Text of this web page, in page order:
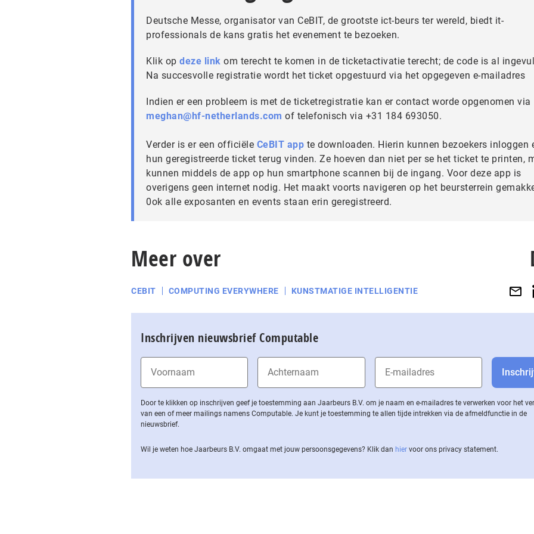
Deutsche Messe, organisator van CeBIT, de grootste ict-beurs ter wereld, biedt it-
professionals de kans gratis het evenement te bezoeken.
Klik op deze link om terecht te komen in de ticketactivatie terecht; de code is al
Na succesvolle registratie wordt het ticket opgestuurd via het opgegeven e-mailadres
Indien er een probleem is met de ticketregistratie kan er contact worde opgenomen via
meghan@hf-netherlands.com of telefonisch via +31 184 693050.
Verder is er een officiële CeBIT app te downloaden. Hierin kunnen bezoekers inloggen
hun geregistreerde ticket terug vinden. Ze hoeven dan niet per se het ticket te printen,
kunnen middels de app op hun smartphone scannen bij de ingang. Voor deze app is
overigens geen internet nodig. Het maakt voorts navigeren op het beursterrein
0ok alle exposanten en events staan erin geregistreerd.
Meer over
CEBIT COMPUTING EVERYWHERE KUNSTMATIGE INTELLIGENTIE
Inschrijven nieuwsbrief Computable
Door te klikken op inschrijven geef je toestemming aan Jaarbeurs B.V. om je naam en e-mailadres te verwerken voor het
van een of meer mailings namens Computable. Je kunt je toestemming te allen tijde intrekken via de af­meld­func­tie in de
nieuwsbrief.
Wil je weten hoe Jaarbeurs B.V. omgaat met jouw per­soons­ge­ge­vens? Klik dan hier voor ons privacy statement.